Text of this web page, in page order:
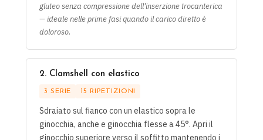
gluteo senza compressione dell'inserzione trocanterica
— ideale nelle prime fasi quando il carico diretto è
doloroso.
2. Clamshell con elastico
3 SERIE 15 RIPETIZIONI
Sdraiato sul fianco con un elastico sopra le
ginocchia, anche e ginocchia flesse a 45°. Apri il
ginocchio superiore verso il soffitto mantenendo i